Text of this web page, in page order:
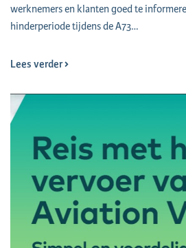
werknemers en klanten goed te
hinderperiode tijdens de A73…
Lees verder